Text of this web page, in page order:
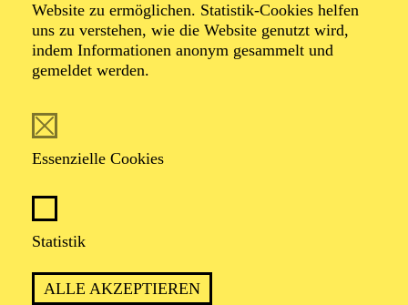
Website zu ermöglichen. Statistik-Cookies helfen
uns zu verstehen, wie die Website genutzt wird,
indem Informationen anonym gesammelt und
gemeldet werden.
Essenzielle Cookies
Statistik
ALLE AKZEPTIEREN
Werke von Camille Saint-Saëns, Hans Zimmer, Kristina
Arakelyan, Max Richter
AUSVERKAUFT
Abo 2: Internationale Orchester
PHILHARMONIE ESSEN